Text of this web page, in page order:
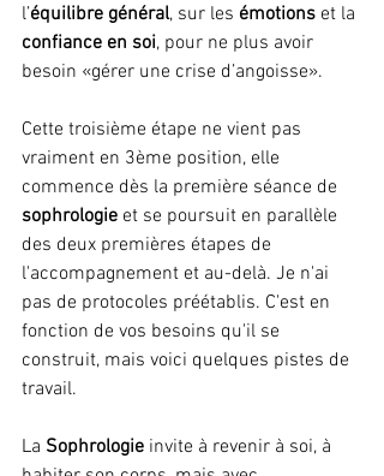
l’équilibre général, sur les émotions et la
confiance en soi, pour ne plus avoir
besoin «gérer une crise d’angoisse».
Cette troisième étape ne vient pas
vraiment en 3ème position, elle
commence dès la première séance de
sophrologie et se poursuit en parallèle
des deux premières étapes de
l'accompagnement et au-delà. Je n'ai
pas de protocoles préétablis. C'est en
fonction de vos besoins qu'il se
construit, mais voici quelques pistes de
travail.
La Sophrologie invite à revenir à soi, à